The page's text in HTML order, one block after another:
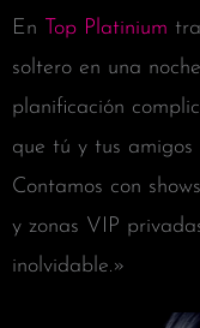
En Top Platinium
soltero en una
planificación
que tú y tus amigos
Contamos con
y zonas VIP
inolvidable.»